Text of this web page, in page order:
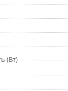
(Вт)